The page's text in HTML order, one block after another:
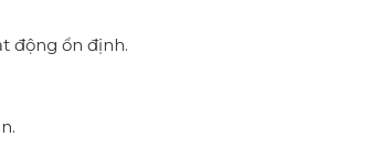
động ổn định.